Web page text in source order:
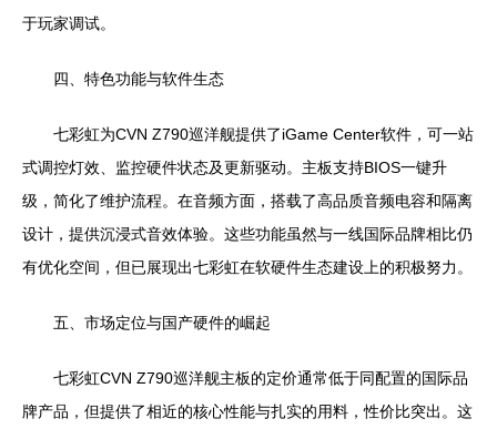
于玩家调试。
四、特色功能与软件生态
七彩虹为CVN Z790巡洋舰提供了iGame Center软件，可一站
式调控灯效、监控硬件状态及更新驱动。主板支持BIOS一键升
级，简化了维护流程。在音频方面，搭载了高品质音频电容和隔离
设计，提供沉浸式音效体验。这些功能虽然与一线国际品牌相比仍
有优化空间，但已展现出七彩虹在软硬件生态建设上的积极努力。
五、市场定位与国产硬件的崛起
七彩虹CVN Z790巡洋舰主板的定价通常低于同配置的国际品
牌产品，但提供了相近的核心性能与扎实的用料，性价比突出。这